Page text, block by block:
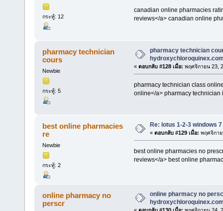
กระทู้: 12
canadian online pharmacies
reviews</a> canadian online
pharmacy technician
cours
Newbie
กระทู้: 5
pharmacy technician
« ตอบกลับ #128 เมื่อ: พฤศจิกายน 23,
pharmacy technician class
online</a> pharmacy technician
best online pharmacies
re
Newbie
กระทู้: 2
Re: lotus 1-2-3 windows
« ตอบกลับ #129 เมื่อ: พฤศจิกา
best online pharmacies no
reviews</a> best online
online pharmacy no
perscr
online pharmacy no